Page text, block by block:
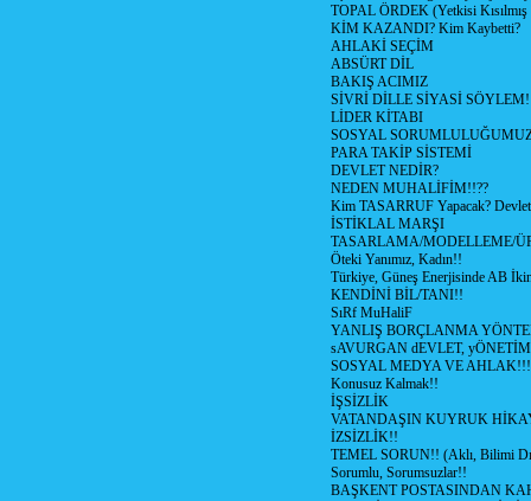
TOPAL ÖRDEK (Yetkisi
KİM KAZANDI? Kim Kaybetti?
AHLAKİ SEÇİM
ABSÜRT DİL
BAKIŞ ACIMIZ
SİVRİ DİLLE SİYASİ
LİDER KİTABI
SOSYAL
PARA TAKİP SİSTEMİ
DEVLET NEDİR?
NEDEN MUHALİFİM!!??
Kim TASARRUF Yapacak? Devlet
İSTİKLAL MARŞI
TASARLAMA/MODELLEME/
Öteki Yanımız, Kadın!!
Türkiye, Güneş Enerjisinde AB
KENDİNİ BİL/TANI!!
SıRf MuHaliF
YANLIŞ BORÇLANMA
sAVURGAN dEVLET,
SOSYAL MEDYA VE AHLAK!!!
Konusuz Kalmak!!
İŞSİZLİK
VATANDAŞIN KUYRUK
İZSİZLİK!!
TEMEL SORUN!! (Aklı, Bilimi
Sorumlu, Sorumsuzlar!!
BAŞKENT POSTASINDAN